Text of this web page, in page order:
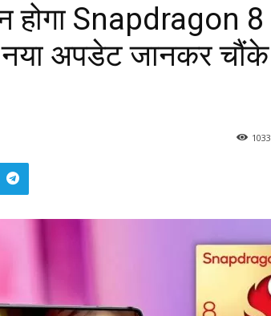
होगा Snapdragon 8
अपडेट जानकर चौंके
1033